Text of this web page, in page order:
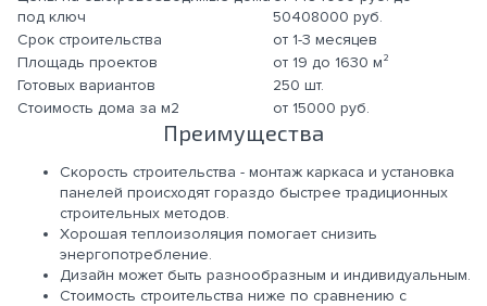
под ключ
50408000 руб.
Срок строительства
от 1-3 месяцев
Площадь проектов
от 19 до 1630 м²
Готовых вариантов
250 шт.
Стоимость дома за м2
от 15000 руб.
Преимущества
Скорость строительства - монтаж каркаса и установка
панелей происходят гораздо быстрее традиционных
строительных методов.
Хорошая теплоизоляция помогает снизить
энергопотребление.
Дизайн может быть разнообразным и индивидуальным.
Стоимость строительства ниже по сравнению с